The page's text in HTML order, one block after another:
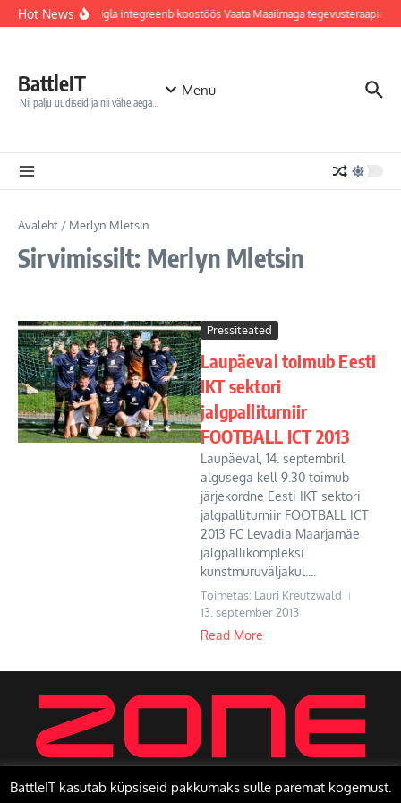
Sisu juurde
Hot NewsJõhvi haigla integreerib koostöös Vaata Maailmaga
BattleIT
Nii palju uudiseid ja nii vähe aega…
Menu
Avaleht / Merlyn Mletsin
Sirvimissilt: Merlyn Mletsin
Pressiteated
Laupäeval toimub Eesti
IKT sektori
jalgpalliturniir
FOOTBALL ICT 2013
Laupäeval, 14. septembril
algusega kell 9.30 toimub
järjekordne Eesti IKT sektori
jalgpalliturniir FOOTBALL ICT
2013 FC Levadia Maarjamäe
jalgpallikompleksi
kunstmuruväljakul....
Toimetas: Lauri Kreutzwald
13. september 2013
Read More
BattleIT kasutab küpsiseid pakkumaks sulle paremat kogemust.